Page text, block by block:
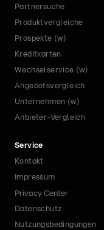
Partnersuche
Produktvergleiche
Prospekte (w)
Kreditkarten
Wechselservice (w)
Angebotsvergleich
Unternehmen (w)
Anbieter-Vergleich
Service
Kontakt
Impressum
Privacy Center
Datenschutz
Nutzungsbedingungen